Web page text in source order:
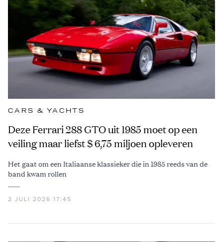
CARS & YACHTS
Deze Ferrari 288 GTO uit 1985 moet op een
veiling maar liefst $ 6,75 miljoen opleveren
Het gaat om een Italiaanse klassieker die in 1985 reeds van de
band kwam rollen
2 JULI 2026 17:45